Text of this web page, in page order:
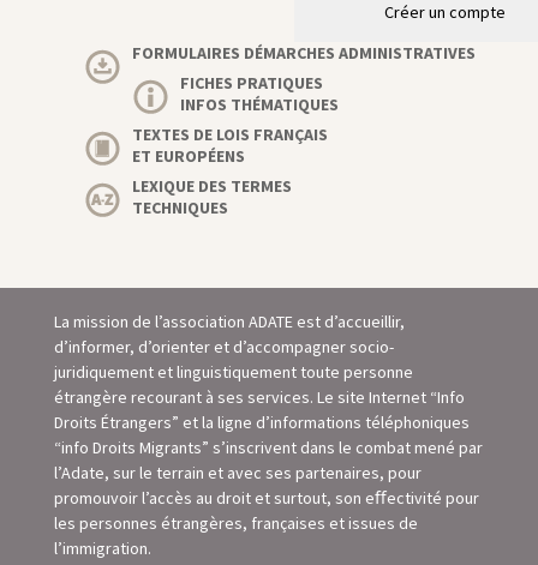
Créer un compte
FORMULAIRES DÉMARCHES ADMINISTRATIVES
FICHES PRATIQUES
INFOS THÉMATIQUES
TEXTES DE LOIS FRANÇAIS
ET EUROPÉENS
LEXIQUE DES TERMES
TECHNIQUES
La mission de l’association ADATE est d’accueillir,
d’informer, d’orienter et d’accompagner socio-
juridiquement et linguistiquement toute personne
étrangère recourant à ses services. Le site Internet “Info
Droits Étrangers” et la ligne d’informations téléphoniques
“info Droits Migrants” s’inscrivent dans le combat mené par
l’Adate, sur le terrain et avec ses partenaires, pour
promouvoir l’accès au droit et surtout, son eﬀectivité pour
les personnes étrangères, françaises et issues de
l’immigration.